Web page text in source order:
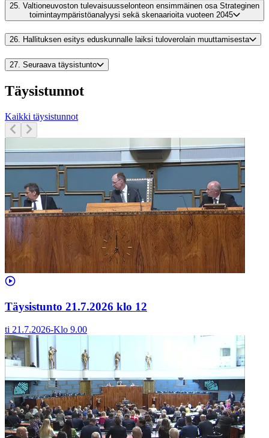
25. Valtioneuvoston tulevaisuusselonteon ensimmäinen osa Strateginen
toimintaympäristöanalyysi sekä skenaarioita vuoteen 2045
26. Hallituksen esitys eduskunnalle laiksi tuloverolain muuttamisesta
27. Seuraava täysistunto
Täysistunnot
Kaikki täysistunnot
Täysistunto 21.7.2026 klo 12
ti 21.7.2026-Klo 9.00